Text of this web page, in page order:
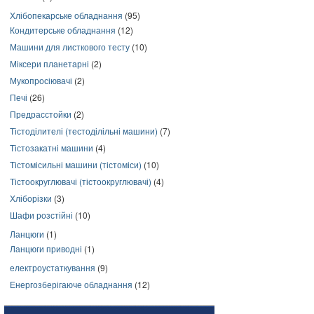
Хлібопекарське обладнання (95)
Кондитерське обладнання (12)
Машини для листкового тесту (10)
Міксери планетарні (2)
Мукопросіювачі (2)
Печі (26)
Предрасстойки (2)
Тістоділителі (тестоділільні машини) (7)
Тістозакатні машини (4)
Тістомісильні машини (тістоміси) (10)
Тістоокруглювачі (тістоокруглювачі) (4)
Хліборізки (3)
Шафи розстійні (10)
Ланцюги (1)
Ланцюги приводні (1)
електроустаткування (9)
Енергозберігаюче обладнання (12)